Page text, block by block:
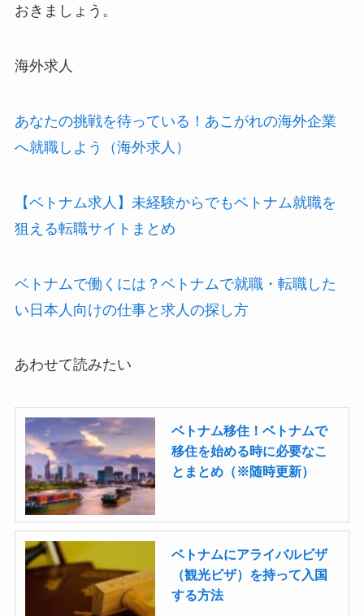
おきましょう。
海外求人
あなたの挑戦を待っている！あこがれの海外企業
へ就職しよう（海外求人）
【ベトナム求人】未経験からでもベトナム就職を
狙える転職サイトまとめ
ベトナムで働くには？ベトナムで就職・転職した
い日本人向けの仕事と求人の探し方
あわせて読みたい
ベトナム移住！ベトナムで
移住を始める時に必要なこ
とまとめ（※随時更新）
ベトナムにアライバルビザ
（観光ビザ）を持って入国
する方法